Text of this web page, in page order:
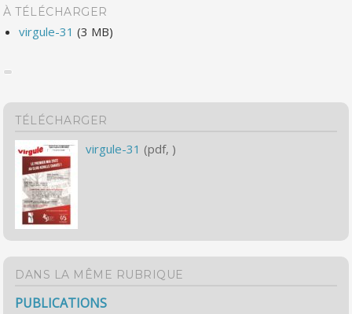
À TÉLÉCHARGER
virgule-31 (3 MB)
TÉLÉCHARGER
virgule-31 (pdf, )
DANS LA MÊME RUBRIQUE
PUBLICATIONS